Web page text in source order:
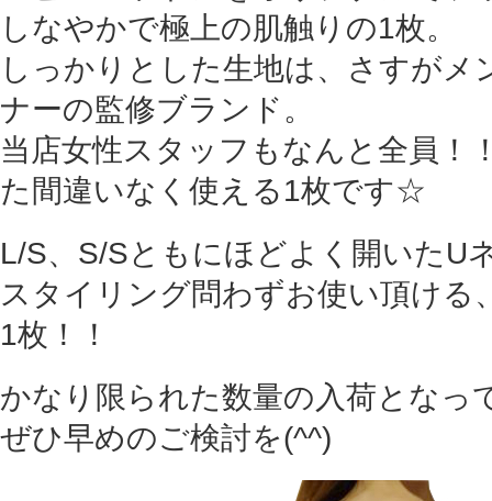
しなやかで極上の肌触りの1枚。
しっかりとした生地は、さすがメ
ナーの監修ブランド。
当店女性スタッフもなんと全員！
た間違いなく使える1枚です☆
L/S、S/Sともにほどよく開いたU
スタイリング問わずお使い頂ける
1枚！！
かなり限られた数量の入荷となっ
ぜひ早めのご検討を(^^)